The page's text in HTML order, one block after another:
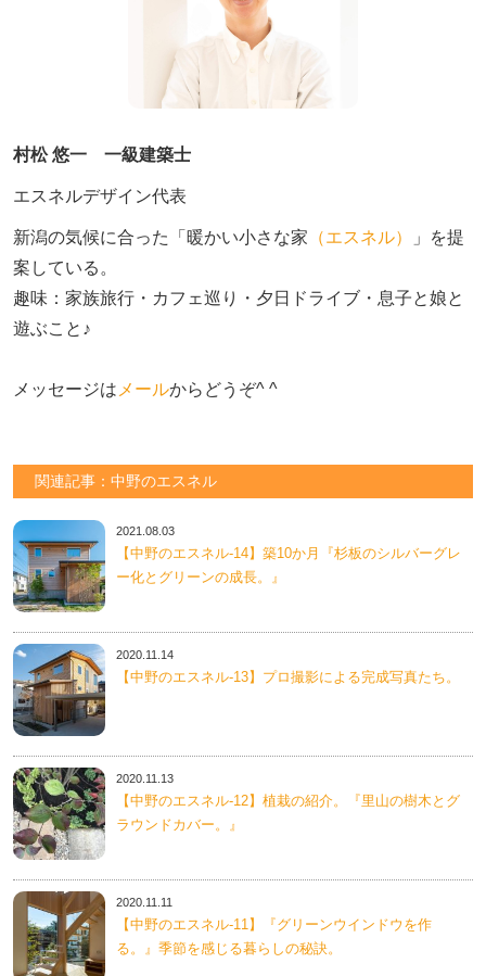
村松 悠一 一級建築士
エスネルデザイン代表
新潟の気候に合った「暖かい小さな家 （エスネル）
」を提
案している。
趣味：家族旅行・カフェ巡り・夕日ドライブ・息子と娘と
遊ぶこと♪
メッセージは メールからどうぞ^ ^
関連記事：中野のエスネル
2021.08.03
【中野のエスネル‐14】築10か月『杉板のシルバーグレ
ー化とグリーンの成長。』
2020.11.14
【中野のエスネル‐13】プロ撮影による完成写真たち。
2020.11.13
【中野のエスネル‐12】植栽の紹介。『里山の樹木とグ
ラウンドカバー。』
2020.11.11
【中野のエスネル‐11】『グリーンウインドウを作
る。』季節を感じる暮らしの秘訣。